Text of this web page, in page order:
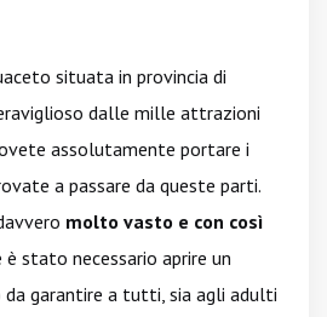
situata in provincia di
dalle mille attrazioni
assolutamente portare i
a passare da queste parti.
molto vasto e con così
è stato necessario aprire un
da garantire a tutti, sia agli adulti